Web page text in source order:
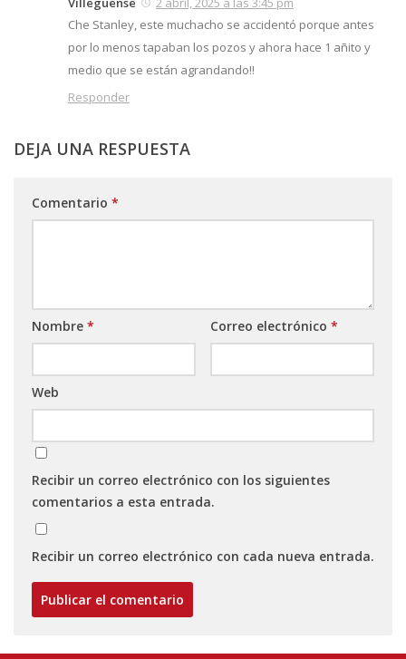
Che Stanley, este muchacho se accidentó porque antes
por lo menos tapaban los pozos y ahora hace 1 añito y
medio que se están agrandando!!
Responder
DEJA UNA RESPUESTA
Comentario *
Nombre * Correo electrónico *
Web
Recibir un correo electrónico con los siguientes
comentarios a esta entrada.
Recibir un correo electrónico con cada nueva entrada.